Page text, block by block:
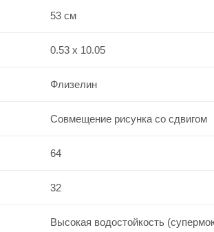
53 см
0.53 x 10.05
Флизелин
Совмещение рисунка со сдвигом
64
32
Высокая водостойкость